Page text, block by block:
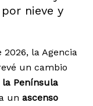
nieve y
2026, la Agencia
un cambio
Península
un ascenso